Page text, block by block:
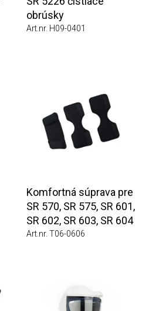
obrúsky
Art.nr. H09-0401
Komfortná súprava pre
SR 570, SR 575, SR 601,
SR 602, SR 603, SR 604
Art.nr. T06-0606